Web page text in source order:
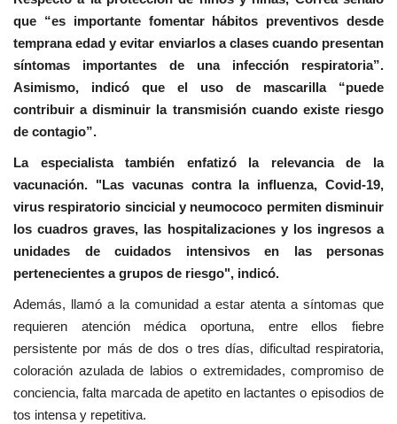
que “es importante fomentar hábitos preventivos desde
temprana edad y evitar enviarlos a clases cuando presentan
síntomas importantes de una infección respiratoria”.
Asimismo, indicó que el uso de mascarilla “puede
contribuir a disminuir la transmisión cuando existe riesgo
de contagio”.
La especialista también enfatizó la relevancia de la
vacunación. "Las vacunas contra la influenza, Covid-19,
virus respiratorio sincicial y neumococo permiten disminuir
los cuadros graves, las hospitalizaciones y los ingresos a
unidades de cuidados intensivos en las personas
pertenecientes a grupos de riesgo", indicó.
Además, llamó a la comunidad a estar atenta a síntomas que
requieren atención médica oportuna, entre ellos fiebre
persistente por más de dos o tres días, dificultad respiratoria,
coloración azulada de labios o extremidades, compromiso de
conciencia, falta marcada de apetito en lactantes o episodios de
tos intensa y repetitiva.